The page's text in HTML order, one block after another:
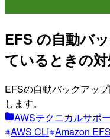
EFS の自動バ
ているときの
EFSの自動バックアッ
します。
AWSテクニカルサポ
AWS CLI Amazon EFS